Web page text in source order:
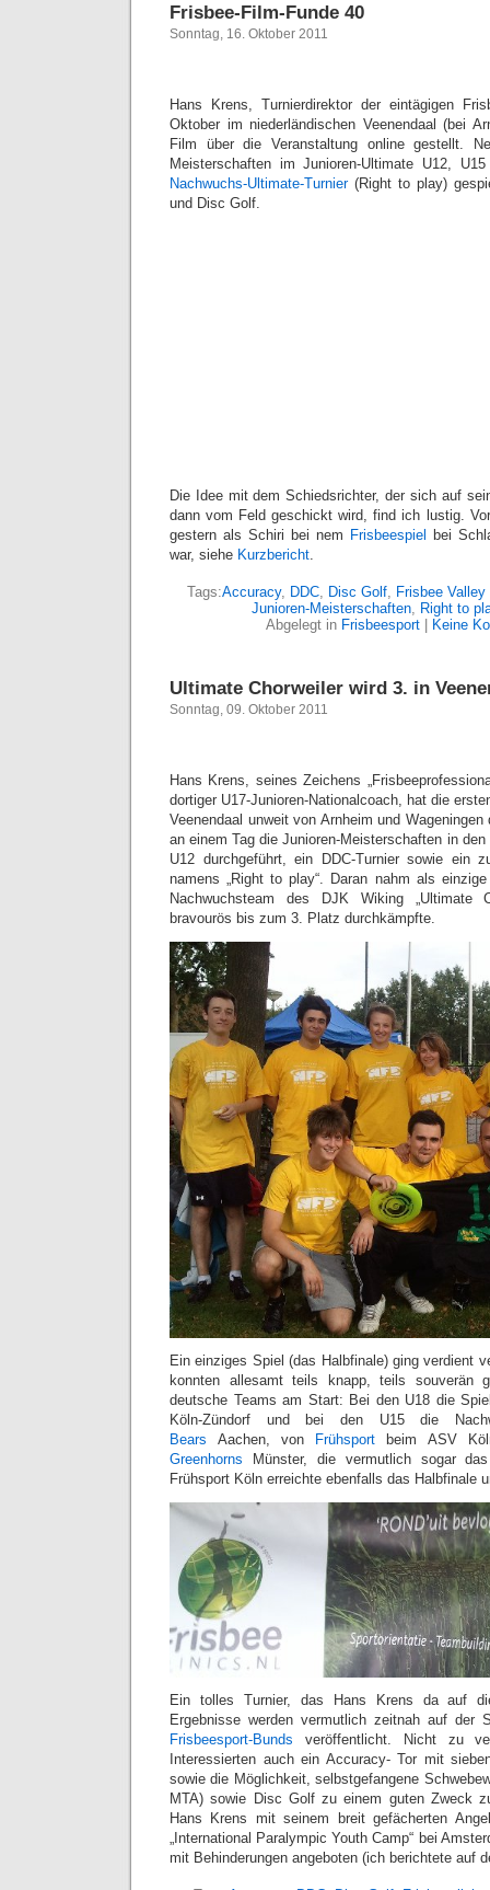
Frisbee-Film-Funde 40
Sonntag, 16. Oktober 2011
Hans Krens, Turnierdirektor der eintägigen
Oktober im niederländischen Veenendaal (bei
Film über die Veranstaltung online gestellt.
Meisterschaften im Junioren-Ultimate U12,
Nachwuchs-Ultimate-Turnier(Right to play)
und Disc Golf.
Die Idee mit dem Schiedsrichter, der sich auf
dann vom Feld geschickt wird, find ich lustig.
gestern als Schiri bei nem Frisbeespiel
bei
war, siehe Kurzbericht.
Tags:Accuracy, DDC, Disc Golf, Frisbee Valley
Junioren-Meisterschaften, Right to
Abgelegt in Frisbeesport Keine
Ultimate Chorweiler wird 3. in
Sonntag, 09. Oktober 2011
Hans Krens, seines Zeichens
dortiger U17-Junioren-Nationalcoach, hat die
Veenendaal unweit von Arnheim und
an einem Tag die Junioren-Meisterschaften in
U12 durchgeführt, ein DDC-Turnier sowie ein
namens „Right to play“. Daran nahm als
Nachwuchsteam des DJK Wiking „Ultimate
bravourös bis zum 3. Platz durchkämpfte.
Ein einziges Spiel (das Halbfinale) ging verdient
konnten allesamt teils knapp, teils souverän
deutsche Teams am Start: Bei den U18 die
Köln-Zündorf und bei den U15 die
Bears Aachen, von Frühsport beim ASV
Greenhorns Münster, die vermutlich sogar
Frühsport Köln erreichte ebenfalls das Halbfinale
Ein tolles Turnier, das Hans Krens da auf
Ergebnisse werden vermutlich zeitnah auf der
Frisbeesport-Bunds veröffentlicht. Nicht zu
Interessierten auch ein Accuracy- Tor mit
sowie die Möglichkeit, selbstgefangene
MTA) sowie Disc Golf zu einem guten Zweck
Hans Krens mit seinem breit gefächerten
„International Paralympic Youth Camp“ bei
mit Behinderungen angeboten (ich berichtete auf